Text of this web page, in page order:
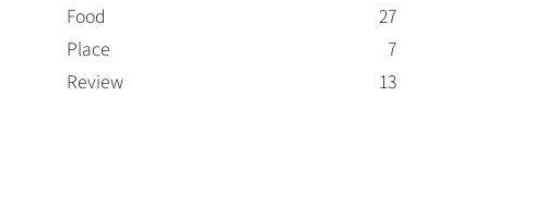
Food
27
Place
7
Review
13